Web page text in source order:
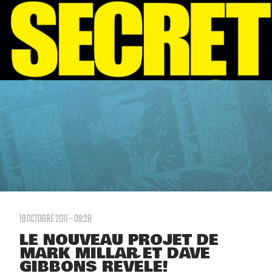
19 OCTOBRE 2011 - 09:28
LE NOUVEAU PROJET DE
MARK MILLAR ET DAVE
GIBBONS RÉVÉLÉ!